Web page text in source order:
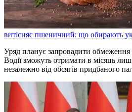
витісняє пшеничний: що обирають
Уряд планує запровадити обмеження
Водії зможуть отримати в місяць
незалежно від обсягів придбаного